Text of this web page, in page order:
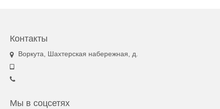
Контакты
Воркута, Шахтерская набережная, д.
Мы в соцсетях